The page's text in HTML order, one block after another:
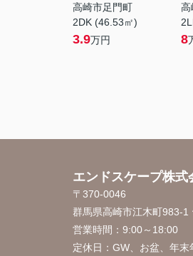
高崎市足門町
2DK (46.53㎡)
3.9万円
高
8
エンドスケープ株式
〒370-0046
群馬県高崎市江木町983-
営業時間： 9:00～18:00
定休日： GW、お盆、年末